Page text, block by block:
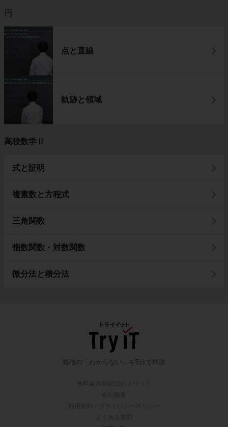
円
点と直線
軌跡と領域
高校数学Ⅱ
式と証明
複素数と方程式
三角関数
指数関数・対数関数
微分法と積分法
勉強の「わからない」を5分で解決